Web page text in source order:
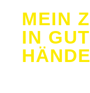
MEIN
IN